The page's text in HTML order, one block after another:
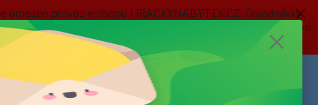
provoz e-shopu HRACKYNABYTEK.CZ. Objednávky
2026 do neděle 23. 8. 2026 budou postupně expedovány od